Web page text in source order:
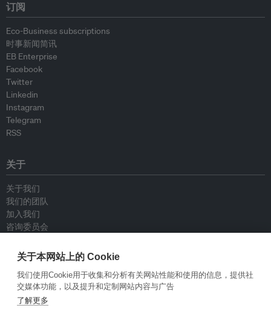
订阅
Eco-Business subscriptions
时事新闻简讯
EB Enterprise
Facebook
Twitter
Linkedin
Instagram
Telegram
RSS
关于
关于我们
我们的团队
加入我们
咨询委员会
联系我们
政策
重新发布指南
关于本网站上的 Cookie
我们使用Cookie用于收集和分析有关网站性能和使用的信息，提供社
交媒体功能，以及提升和定制网站内容与广告
了解更多